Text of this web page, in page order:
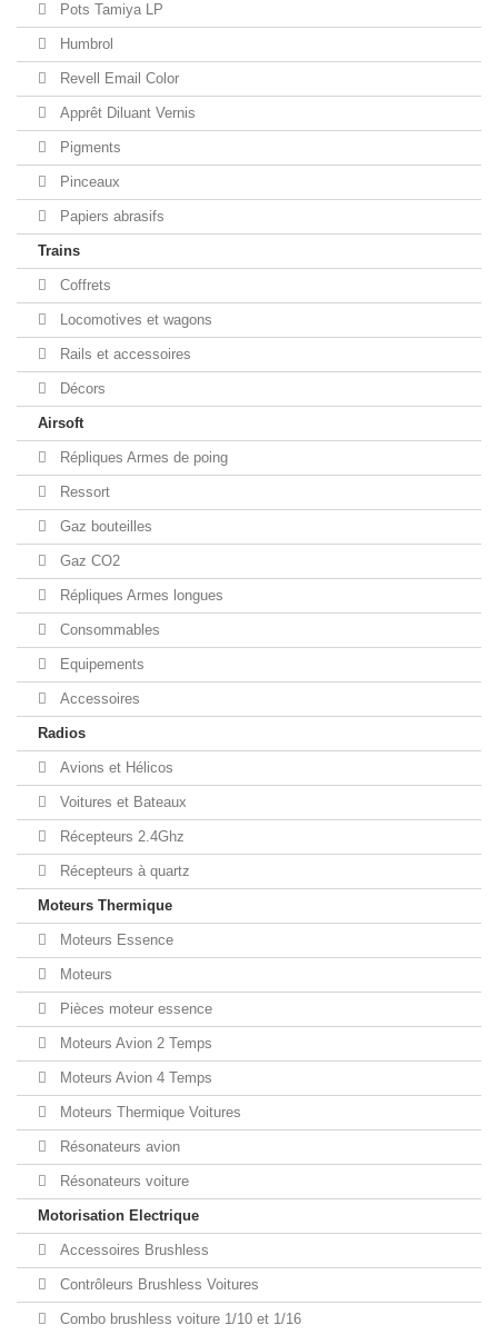
Pots Tamiya LP
Humbrol
Revell Email Color
Apprêt Diluant Vernis
Pigments
Pinceaux
Papiers abrasifs
Trains
Coffrets
Locomotives et wagons
Rails et accessoires
Décors
Airsoft
Répliques Armes de poing
Ressort
Gaz bouteilles
Gaz CO2
Répliques Armes longues
Consommables
Equipements
Accessoires
Radios
Avions et Hélicos
Voitures et Bateaux
Récepteurs 2.4Ghz
Récepteurs à quartz
Moteurs Thermique
Moteurs Essence
Moteurs
Pièces moteur essence
Moteurs Avion 2 Temps
Moteurs Avion 4 Temps
Moteurs Thermique Voitures
Résonateurs avion
Résonateurs voiture
Motorisation Electrique
Accessoires Brushless
Contrôleurs Brushless Voitures
Combo brushless voiture 1/10 et 1/16